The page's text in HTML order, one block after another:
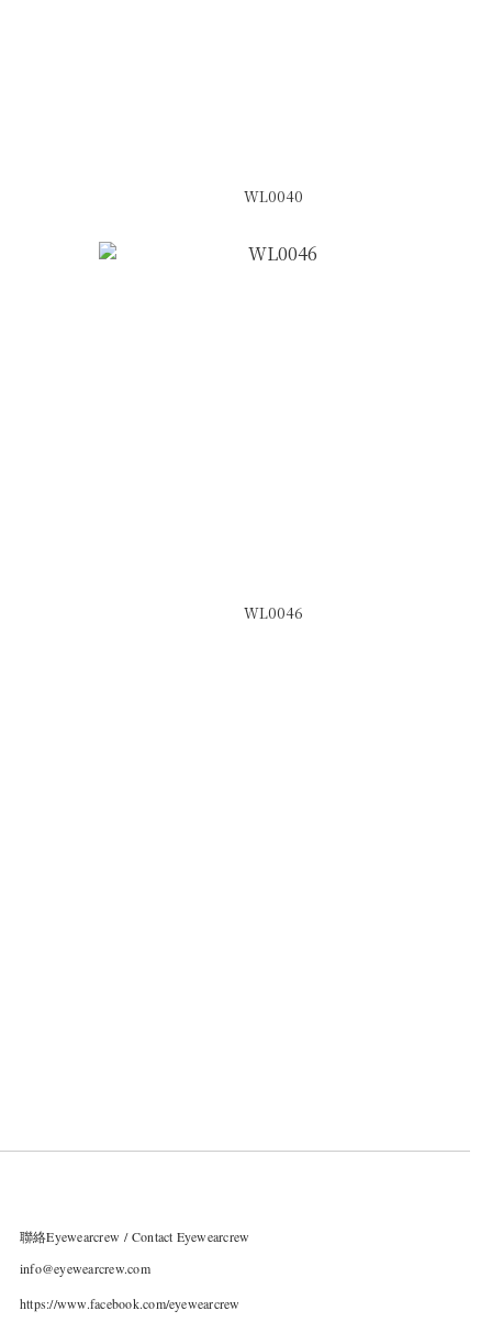
WL0040
WL0046
聯絡Eyewearcrew / Contact Eyewearcrew
info@eyewearcrew.com
https://www.facebook.com/eyewearcrew